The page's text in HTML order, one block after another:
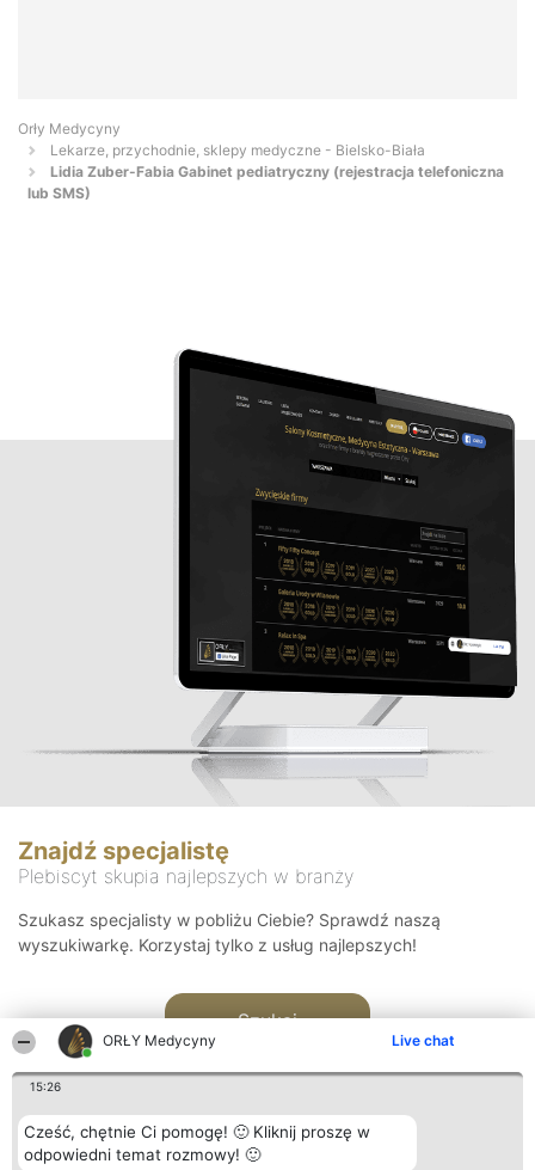
ORŁY Medycyny Live chat
15:26
Cześć, chętnie Ci pomogę! 🙂 Kliknij proszę w
odpowiedni temat rozmowy! 🙂
Orły Medycyny
Lekarze, przychodnie, sklepy medyczne - Bielsko-Biała
Lidia Zuber-Fabia Gabinet pediatryczny (rejestracja telefoniczna
lub SMS)
Znajdź specjalistę
Plebiscyt skupia najlepszych w branży
Szukasz specjalisty w pobliżu Ciebie? Sprawdź naszą
wyszukiwarkę. Korzystaj tylko z usług najlepszych!
Szukaj